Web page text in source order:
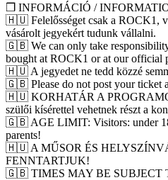
❒ INFORMÁCIÓ /
🇭🇺 Felelősséget csak a ROCK1,
vásárolt jegyekért tudunk vállalni.
🇬🇧 We can only take
bought at ROCK1 or at our official
🇭🇺 A jegyedet ne tedd közzé
🇬🇧 Please do not post your ticket
🇭🇺 KORHATÁR A
szülői kísérettel vehetnek részt a
🇬🇧 AGE LIMIT: Visitors: under
parents!
🇭🇺 A MŰSOR ÉS
FENNTARTJUK!
🇬🇧 TIMES MAY BE SUBJECT